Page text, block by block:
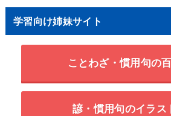
学習向け姉妹サイト
ことわざ・慣用句の
諺・慣用句のイラス